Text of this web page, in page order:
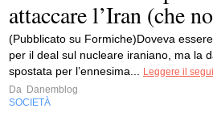
attaccare l’Iran (che
(Pubblicato su Formiche)Doveva
per il deal sul nucleare iraniano, ma la
spostata per l’ennesima...
Leggere il
Da Danemblog
SOCIETÀ